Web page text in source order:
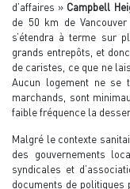
d’affaires » Campbell
de 50 km de Vancouver
s’étendra à terme sur
grands entrepôts, et
de caristes, ce que ne
Aucun logement ne se
marchands, sont
faible fréquence la
Malgré le contexte
des gouvernements
syndicales et
documents de